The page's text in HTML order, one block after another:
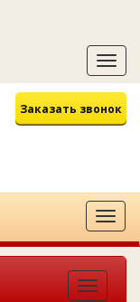
Заказать звонок